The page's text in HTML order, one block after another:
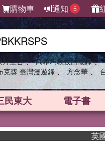
購物車 通知 5
野圭吾 、 高希均教授回憶錄 、
克獎 臺灣漫遊錄 、 方念華 、
民東大 電子書
英國